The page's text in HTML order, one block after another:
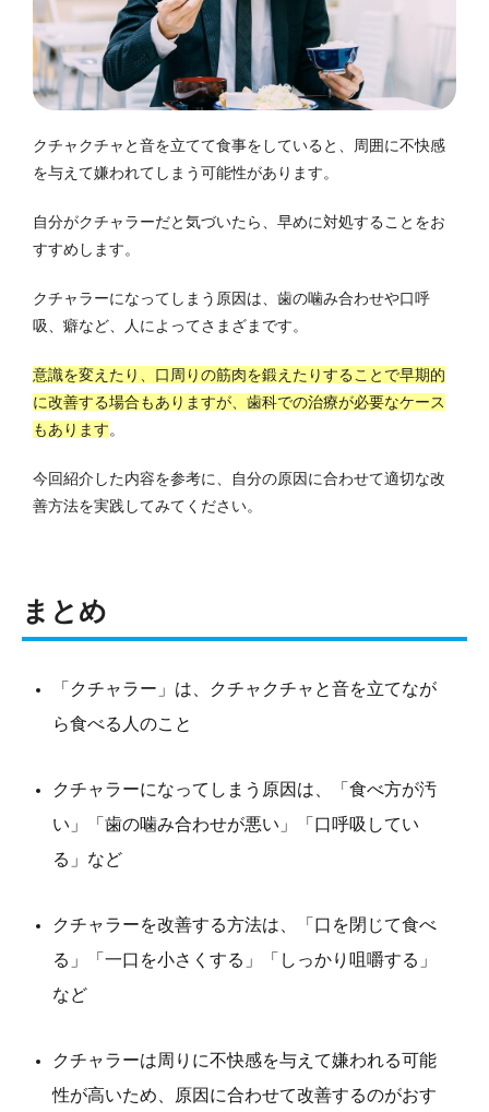
クチャクチャと音を立てて食事をしていると、周囲に不快感
を与えて嫌われてしまう可能性があります。
自分がクチャラーだと気づいたら、早めに対処することをお
すすめします。
クチャラーになってしまう原因は、歯の噛み合わせや口呼
吸、癖など、人によってさまざまです。
意識を変えたり、口周りの筋肉を鍛えたりすることで早期的
に改善する場合もありますが、歯科での治療が必要なケース
もあります。
今回紹介した内容を参考に、自分の原因に合わせて適切な改
善方法を実践してみてください。
まとめ
「クチャラー」は、クチャクチャと音を立てなが
ら食べる人のこと
クチャラーになってしまう原因は、「食べ方が汚
い」「歯の噛み合わせが悪い」「口呼吸してい
る」など
クチャラーを改善する方法は、「口を閉じて食べ
る」「一口を小さくする」「しっかり咀嚼する」
など
クチャラーは周りに不快感を与えて嫌われる可能
性が高いため、原因に合わせて改善するのがおす